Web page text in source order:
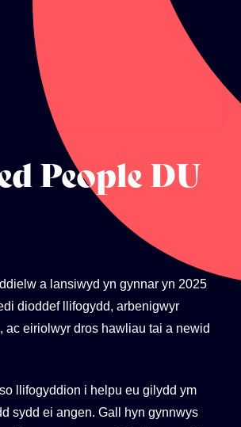
People DU
a lansiwyd yn gynnar yn 2025
dioddef llifogydd, arbenigwyr
ac eiriolwyr dros hawliau tai a newid
llifogyddion i helpu eu gilydd ym
sydd ei angen. Gall hyn gynnwys
IEUENCTID